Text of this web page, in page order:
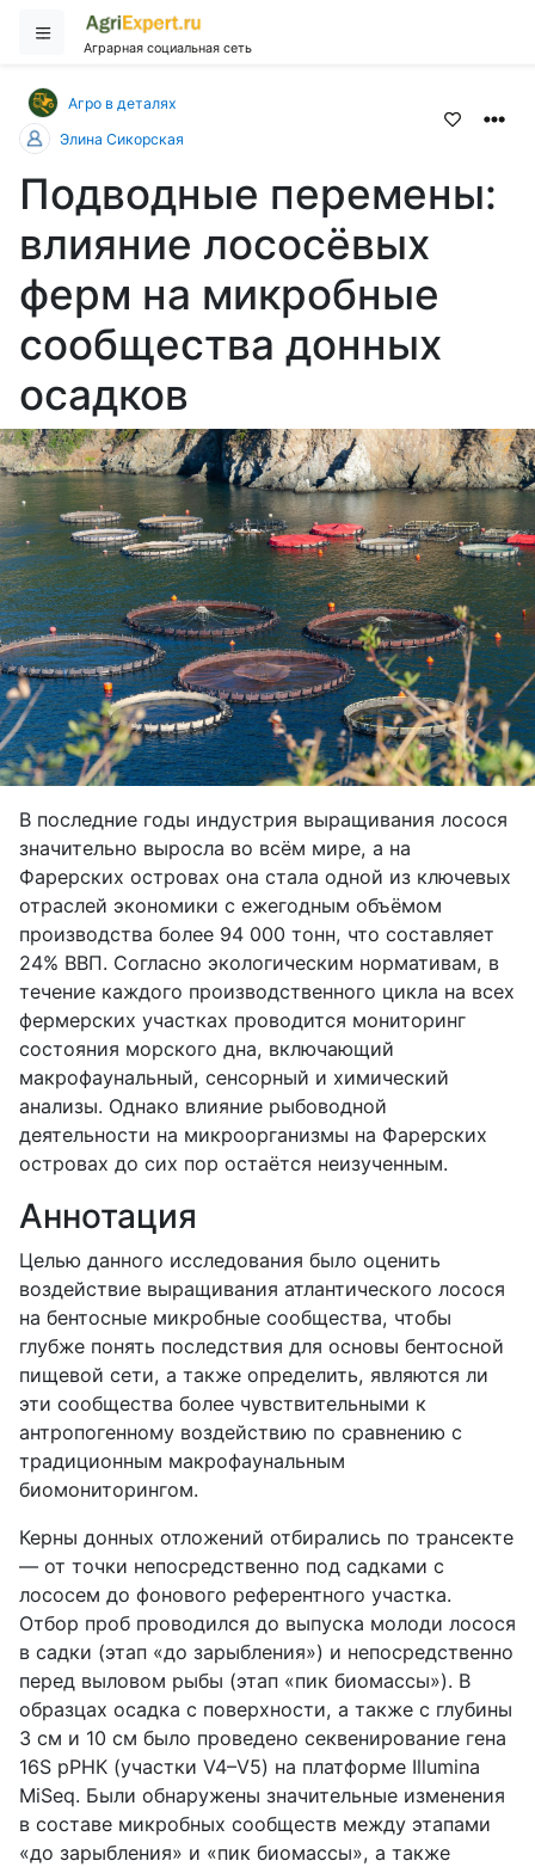
Аграрная социальная сеть
Агро в деталях
Элина Сикорская
Подводные перемены:
влияние лососёвых
ферм на микробные
сообщества донных
осадков
В последние годы индустрия выращивания лосося
значительно выросла во всём мире, а на
Фарерских островах она стала одной из ключевых
отраслей экономики с ежегодным объёмом
производства более 94 000 тонн, что составляет
24% ВВП. Согласно экологическим нормативам, в
течение каждого производственного цикла на всех
фермерских участках проводится мониторинг
состояния морского дна, включающий
макрофаунальный, сенсорный и химический
анализы. Однако влияние рыбоводной
деятельности на микроорганизмы на Фарерских
островах до сих пор остаётся неизученным.
Аннотация
Целью данного исследования было оценить
воздействие выращивания атлантического лосося
на бентосные микробные сообщества, чтобы
глубже понять последствия для основы бентосной
пищевой сети, а также определить, являются ли
эти сообщества более чувствительными к
антропогенному воздействию по сравнению с
традиционным макрофаунальным
биомониторингом.
Керны донных отложений отбирались по трансекте
— от точки непосредственно под садками с
лососем до фонового референтного участка.
Отбор проб проводился до выпуска молоди лосося
в садки (этап «до зарыбления») и непосредственно
перед выловом рыбы (этап «пик биомассы»). В
образцах осадка с поверхности, а также с глубины
3 см и 10 см было проведено секвенирование гена
16S рРНК (участки V4–V5) на платформе Illumina
MiSeq. Были обнаружены значительные изменения
в составе микробных сообществ между этапами
«до зарыбления» и «пик биомассы», а также